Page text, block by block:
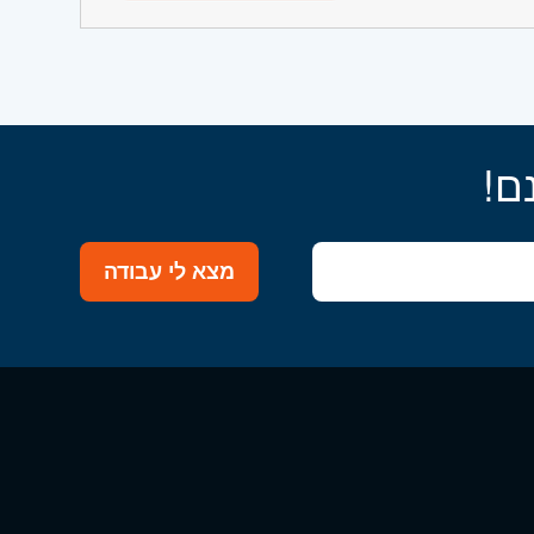
קרית מלאכי , ראשון לציון), חדר אוכל
מצא לי עבודה